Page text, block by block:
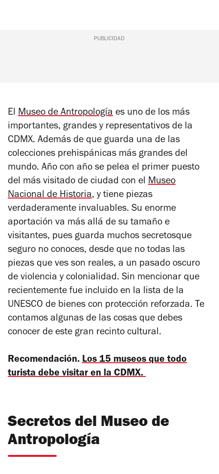
PUBLICIDAD
El Museo de Antropología es uno de los más
importantes, grandes y representativos de la
CDMX. Además de que guarda una de las
colecciones prehispánicas más grandes del
mundo. Año con año se pelea el primer puesto
del más visitado de ciudad con el Museo
Nacional de Historia, y tiene piezas
verdaderamente invaluables. Su enorme
aportación va más allá de su tamaño e
visitantes, pues guarda muchos secretosque
seguro no conoces, desde que no todas las
piezas que ves son reales, a un pasado oscuro
de violencia y colonialidad. Sin mencionar que
recientemente fue incluido en la lista de la
UNESCO de bienes con protección reforzada. Te
contamos algunas de las cosas que debes
conocer de este gran recinto cultural.
Recomendación. Los 15 museos que todo
turista debe visitar en la CDMX.
Secretos del Museo de
Antropología